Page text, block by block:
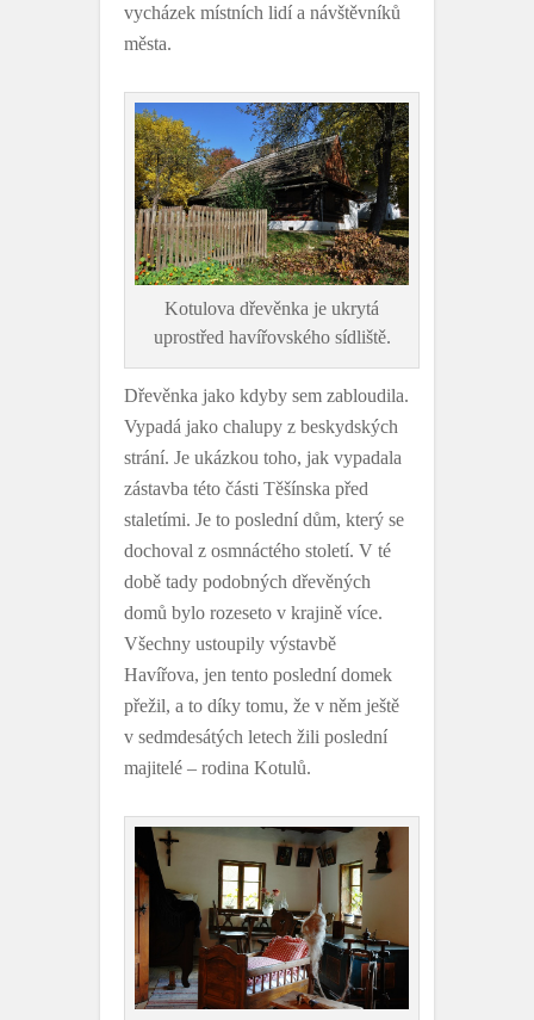
vycházek místních lidí a návštěvníků
města.
Kotulova dřevěnka je ukrytá
uprostřed havířovského sídliště.
Dřevěnka jako kdyby sem zabloudila.
Vypadá jako chalupy z beskydských
strání. Je ukázkou toho, jak vypadala
zástavba této části Těšínska před
staletími. Je to poslední dům, který se
dochoval z osmnáctého století. V té
době tady podobných dřevěných
domů bylo rozeseto v krajině více.
Všechny ustoupily výstavbě
Havířova, jen tento poslední domek
přežil, a to díky tomu, že v něm ještě
v sedmdesátých letech žili poslední
majitelé – rodina Kotulů.